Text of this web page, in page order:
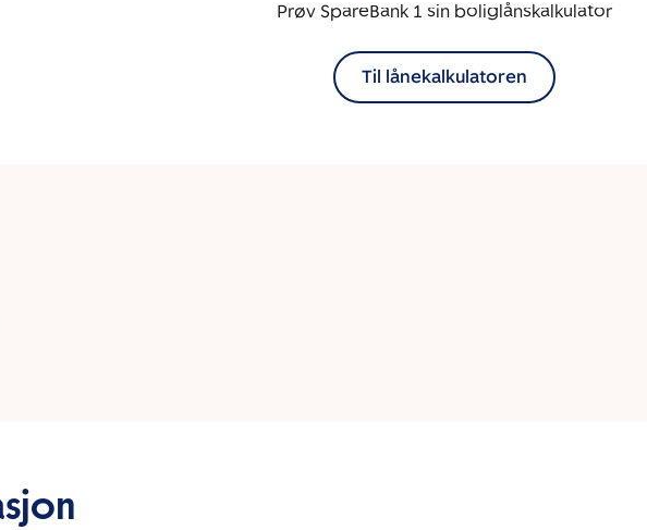
Prøv SpareBank 1 sin boliglånskalkulator
Til lånekalkulatoren